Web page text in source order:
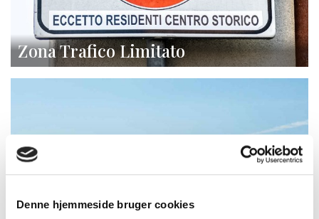
Denne hjemmeside bruger cookies
Zona Trafico Limitato